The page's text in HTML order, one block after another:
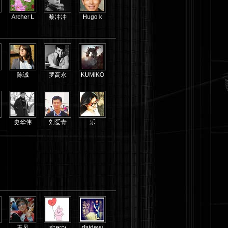
Archer L 黎冲冲 Hugo k
陈诚 罗高永 KUMIKO
史华伟 刘爱青 乐